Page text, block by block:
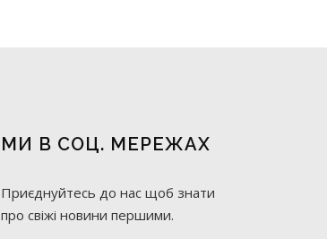
МИ В СОЦ. МЕРЕЖАХ
Приєднуйтесь до нас щоб знати
про свіжі новини першими.